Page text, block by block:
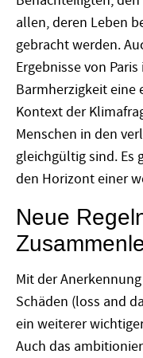
allen, deren Leben
gebracht werden.
Ergebnisse von
Barmherzigkeit eine
Kontext der
Menschen in den
gleichgültig sind. Es
den Horizont einer
Neue
Mit der
Schäden (loss and
ein weiterer
Auch das